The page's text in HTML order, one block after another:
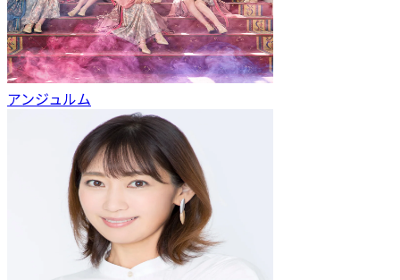
アンジュルム